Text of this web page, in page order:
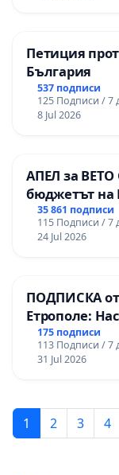
Петиция
България
537 подписи
125 Подписи / 7
8 Jul 2026
АПЕЛ за ВЕТО
бюджетът на
правата ни в
35 861 подписи
115 Подписи / 7
24 Jul 2026
ПОДПИСКА
Етрополе:
“Елаците-
изпълнят
175 подписи
113 Подписи / 7
31 Jul 2026
1 2 3 4